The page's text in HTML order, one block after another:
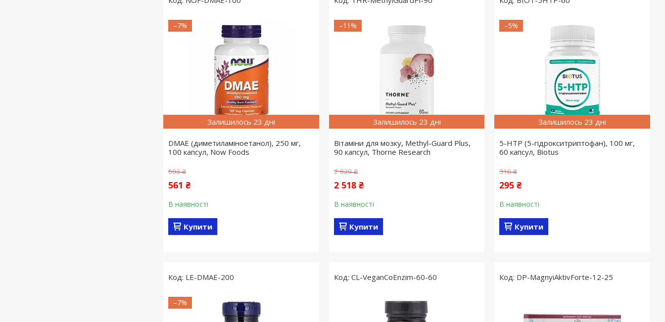
Залишилось 23 дні
–7%
DMAE (диметиламіноетанол), 250 мг,
100 капсул, Now Foods
603 ₴
561 ₴
В наявності
Купити
Залишилось 23 дні
–11%
Вітаміни для мозку, Methyl-Guard Plus,
90 капсул, Thorne Research
2 829 ₴
2 518 ₴
В наявності
Купити
Залишилось 23 дні
–5%
5-HTP (5-гідрокситриптофан), 100 мг,
60 капсул, Biotus
310 ₴
295 ₴
В наявності
Купити
LE-DMAE-200
–7%
CL-VeganCoEnzim-60-60 DP-MagnyiAktivForte-12-25